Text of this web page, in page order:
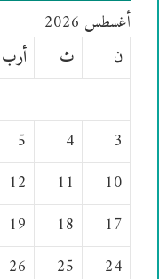
أغسطس 2026
ن
ث أرب
3
4
5
10
11
12
17
18
19
24
25
26